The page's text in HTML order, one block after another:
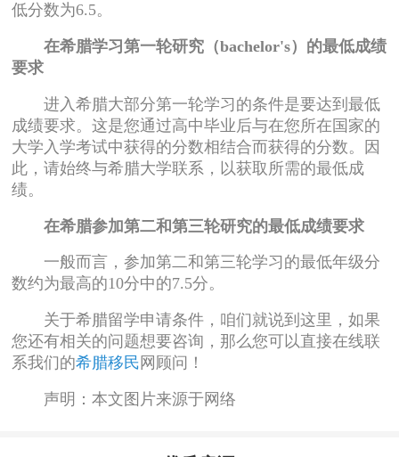
低分数为6.5。
在希腊学习第一轮研究（bachelor's）的最低成绩
要求
进入希腊大部分第一轮学习的条件是要达到最低
成绩要求。这是您通过高中毕业后与在您所在国家的
大学入学考试中获得的分数相结合而获得的分数。因
此，请始终与希腊大学联系，以获取所需的最低成
绩。
在希腊参加第二和第三轮研究的最低成绩要求
一般而言，参加第二和第三轮学习的最低年级分
数约为最高的10分中的7.5分。
关于希腊留学申请条件，咱们就说到这里，如果
您还有相关的问题想要咨询，那么您可以直接在线联
系我们的希腊移民 网顾问！
声明：本文图片来源于网络